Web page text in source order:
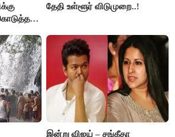
தேதி உள்ளூர் விடுமுறை..!
இன்று விஜய் – சங்கீதா